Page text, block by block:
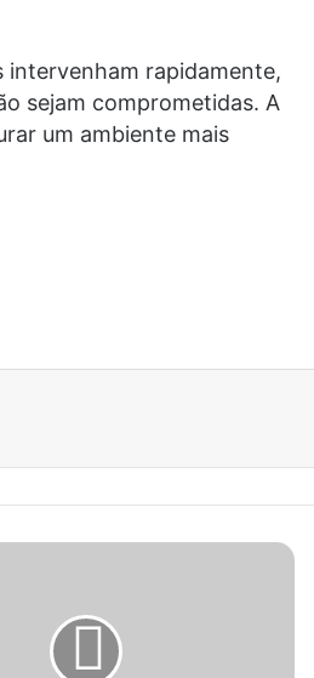
intervenham rapidamente,
sejam comprometidas. A
um ambiente mais